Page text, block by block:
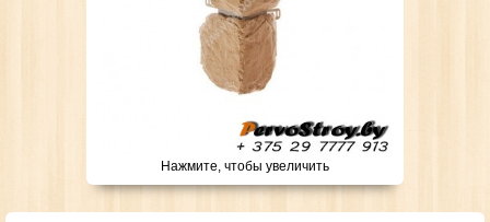
Нажмите, чтобы увеличить